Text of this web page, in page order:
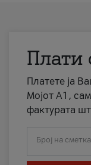
Плати
Платете ја
Мојот А1,
фактурата
Број на сметка